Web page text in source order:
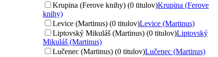
Krupina (Ferove knihy) (0 titulov)Krupina (Ferove
knihy)
Levice (Martinus) (0 titulov)Levice (Martinus)
Liptovský Mikuláš (Martinus) (0 titulov)Liptovský
Mikuláš (Martinus)
Lučenec (Martinus) (0 titulov)Lučenec (Martinus)